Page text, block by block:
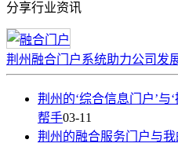
分享行业资讯
荆州融合门户系统助力公司发
荆州的‘综合信息门户’与
帮手03-11
荆州的融合服务门户与